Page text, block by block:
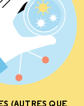
(AUTRES QUE